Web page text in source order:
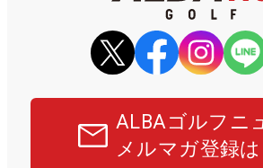
ALBAゴルフニ
メルマガ登録